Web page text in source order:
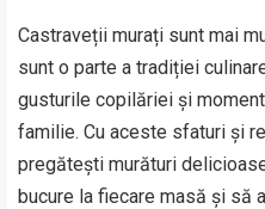
Castraveții murați sunt mai
sunt o parte a tradiției
gusturile copilăriei și
familie. Cu aceste sfaturi și
pregătești murături
bucure la fiecare masă și să